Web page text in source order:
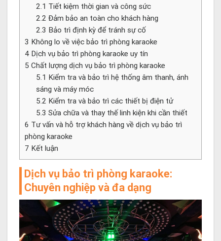
2.1 Tiết kiệm thời gian và công sức
2.2 Đảm bảo an toàn cho khách hàng
2.3 Bảo trì định kỳ để tránh sự cố
3 Không lo về việc bảo trì phòng karaoke
4 Dịch vụ bảo trì phòng karaoke uy tín
5 Chất lượng dịch vụ bảo trì phòng karaoke
5.1 Kiểm tra và bảo trì hệ thống âm thanh, ánh
sáng và máy móc
5.2 Kiểm tra và bảo trì các thiết bị điện tử
5.3 Sửa chữa và thay thế linh kiện khi cần thiết
6 Tư vấn và hỗ trợ khách hàng về dịch vụ bảo trì
phòng karaoke
7 Kết luận
Dịch vụ bảo trì phòng karaoke:
Chuyên nghiệp và đa dạng